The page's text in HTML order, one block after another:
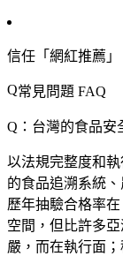
信任「網紅推薦」
常見問題 FAQ
Q：台灣的食品安
以法規完整度和
的食品追溯系統
歷年抽驗合格率
空間，但比許多
嚴，而在執行面